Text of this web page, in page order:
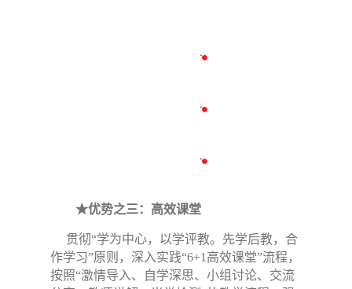
★优势之三：高效课堂
贯彻“学为中心，以学评教。先学后教，合
作学习”原则，深入实践“6+1高效课堂”流程，
按照“激情导入、自学深思、小组讨论、交流